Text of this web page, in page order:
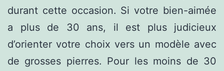
durant cette occasion. Si votre bien-aimée
a plus de 30 ans, il est plus judicieux
d’orienter votre choix vers un modèle avec
de grosses pierres. Pour les moins de 30